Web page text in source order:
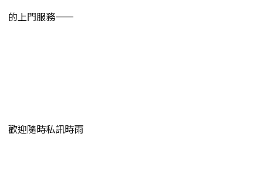
的上門服務——
歡迎隨時私訊時雨